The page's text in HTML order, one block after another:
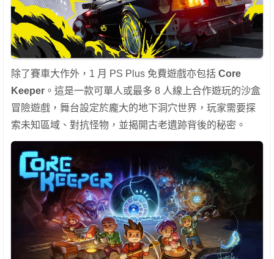
除了賽車大作外，1 月 PS Plus 免費遊戲亦包括 Core
Keeper 。這是一款可單人或最多 8 人線上合作遊玩的沙盒
冒險遊戲，舞台設定於龐大的地下洞穴世界，玩家需要探
索未知區域、對抗怪物，並揭開古老遺跡背後的秘密。